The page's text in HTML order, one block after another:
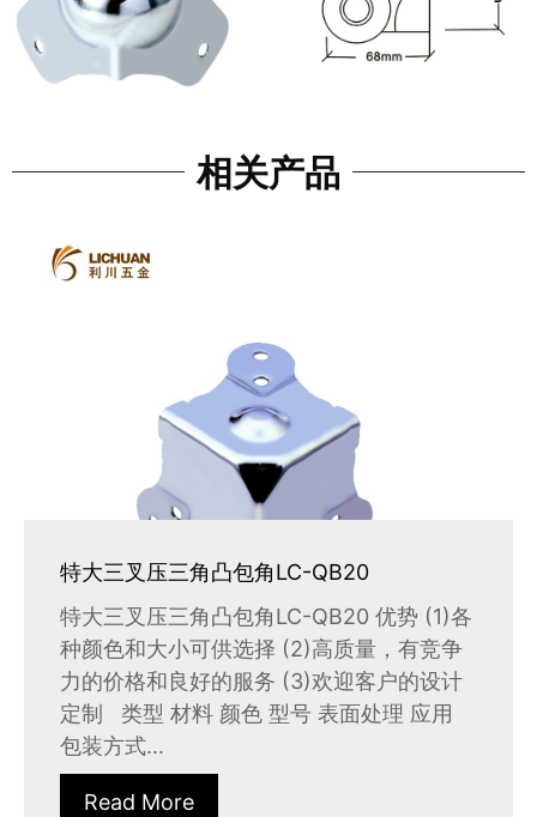
相关产品
特大三叉压三角凸包角LC-QB20
特大三叉压三角凸包角LC-QB20 优势 (1)各
种颜色和大小可供选择 (2)高质量，有竞争
力的价格和良好的服务 (3)欢迎客户的设计
定制 类型 材料 颜色 型号 表面处理 应用
包装方式...
Read More